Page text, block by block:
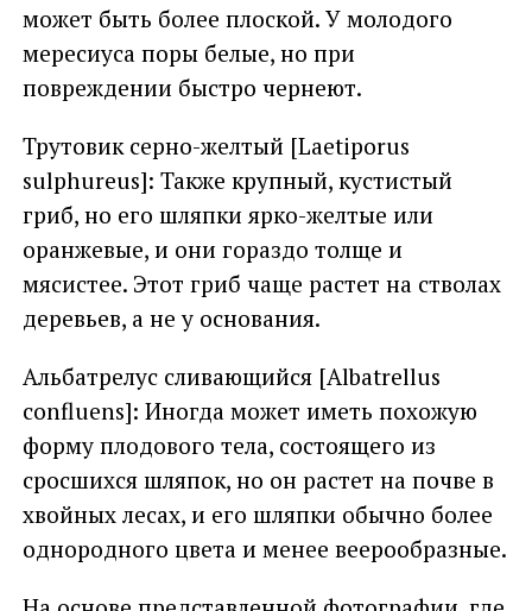
может быть более плоской. У молодого
мересиуса поры белые, но при
повреждении быстро чернеют.
Трутовик серно-желтый [Laetiporus
sulphureus]: Также крупный, кустистый
гриб, но его шляпки ярко-желтые или
оранжевые, и они гораздо толще и
мясистее. Этот гриб чаще растет на стволах
деревьев, а не у основания.
Альбатрелус сливающийся [Albatrellus
confluens]: Иногда может иметь похожую
форму плодового тела, состоящего из
сросшихся шляпок, но он растет на почве в
хвойных лесах, и его шляпки обычно более
однородного цвета и менее веерообразные.